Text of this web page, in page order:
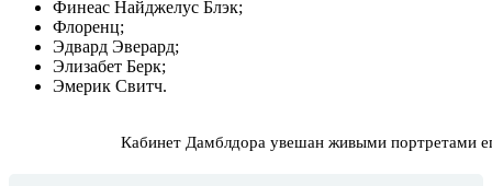
Финеас Найджелус Блэк;
Флоренц;
Эдвард Эверард;
Элизабет Берк;
Эмерик Свитч.
Кабинет Дамблдора увешан живыми портретами